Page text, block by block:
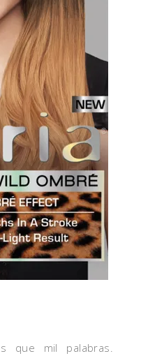
que mil palabras.